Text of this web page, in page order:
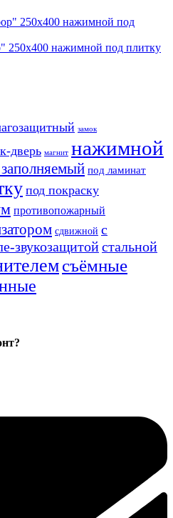
нажимной под плитку
замок
дверь магнит нажимной
под ламинат
под покраску
противопожарный
сдвижной с
звукозащитойстальной
съёмные